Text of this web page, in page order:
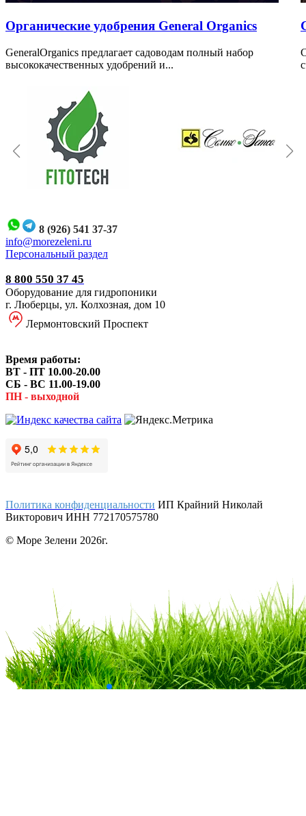
Органические удобрения General Organics
GeneralOrganics предлагает садоводам полный набор
высококачественных удобрений и...
8 (926) 541 37-37
info@morezeleni.ru
Персональный раздел
8 800 550 37 45
Оборудование для гидропоники
г. Люберцы, ул. Колхозная, дом 10
Лермонтовский Проспект
Время работы:
ВТ - ПТ 10.00-20.00
СБ - ВС 11.00-19.00
ПН - выходной
Политика конфиденциальности ИП Крайний Николай
Викторович ИНН 772170575780
© Море Зелени 2026г.